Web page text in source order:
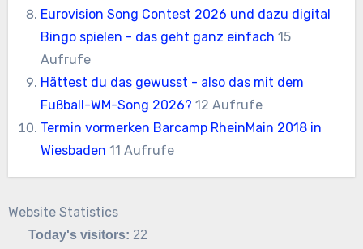
Eurovision Song Contest 2026 und dazu digital
Bingo spielen - das geht ganz einfach 15
Aufrufe
Hättest du das gewusst - also das mit dem
Fußball-WM-Song 2026? 12 Aufrufe
Termin vormerken Barcamp RheinMain 2018 in
Wiesbaden 11 Aufrufe
Website Statistics
Today's visitors: 22